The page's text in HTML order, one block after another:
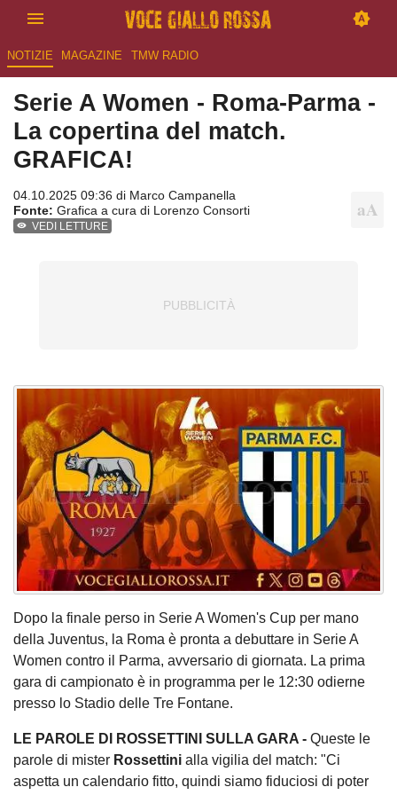
NOTIZIE MAGAZINE TMW RADIO
Serie A Women - Roma-Parma -
La copertina del match.
GRAFICA!
04.10.2025 09:36 di Marco Campanella
Fonte: Grafica a cura di Lorenzo Consorti
VEDI LETTURE
Dopo la finale perso in Serie A Women's Cup per mano
della Juventus, la Roma è pronta a debuttare in Serie A
Women contro il Parma, avversario di giornata. La prima
gara di campionato è in programma per le 12:30 odierne
presso lo Stadio delle Tre Fontane.
LE PAROLE DI ROSSETTINI SULLA GARA - Queste le
parole di mister Rossettini alla vigilia del match: "Ci
aspetta un calendario fitto, quindi siamo fiduciosi di poter